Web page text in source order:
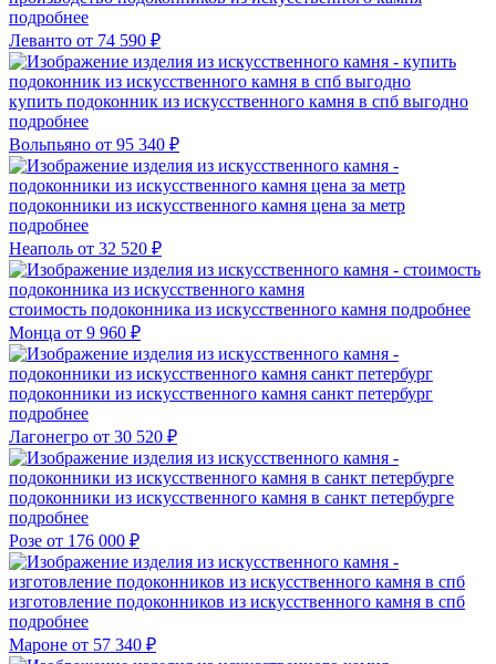
подробнее
Леванто от 74 590 ₽
купить подоконник из искусственного камня в спб выгодно
подробнее
Вольпьяно от 95 340 ₽
подоконники из искусственного камня цена за метр
подробнее
Неаполь от 32 520 ₽
стоимость подоконника из искусственного камня подробнее
Монца от 9 960 ₽
подоконники из искусственного камня санкт петербург
подробнее
Лагонегро от 30 520 ₽
подоконники из искусственного камня в санкт петербурге
подробнее
Розе от 176 000 ₽
изготовление подоконников из искусственного камня в спб
подробнее
Мароне от 57 340 ₽